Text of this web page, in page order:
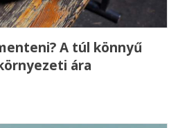
A túl könnyű
ára